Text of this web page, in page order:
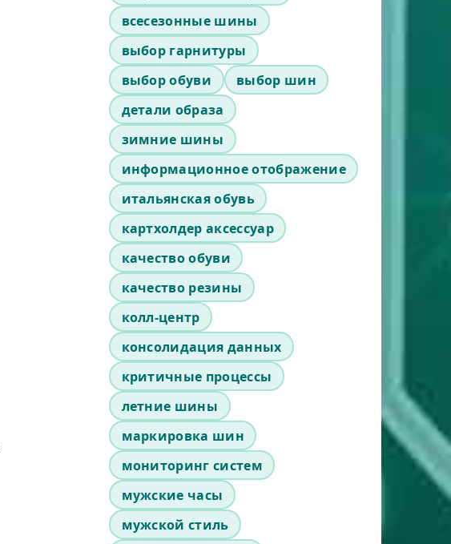
всесезонные шины
выбор гарнитуры
выбор обуви
выбор шин
детали образа
зимние шины
информационное отображение
итальянская обувь
картхолдер аксессуар
качество обуви
качество резины
колл-центр
консолидация данных
критичные процессы
летние шины
маркировка шин
мониторинг систем
мужские часы
мужской стиль